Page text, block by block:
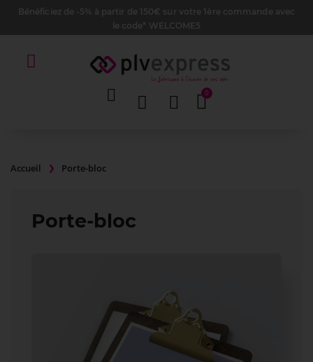
Bénéficiez de -5% à partir de 150€ sur votre 1ère commande avec
le code* WELCOME5
Accueil Porte-bloc
Porte-bloc